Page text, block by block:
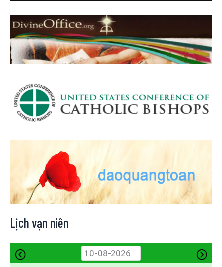
Lịch vạn niên